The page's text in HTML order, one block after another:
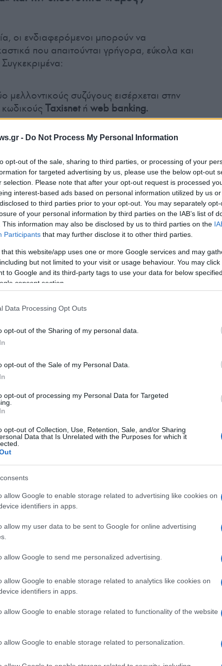
- Do Not Process My Personal Information
opt-out of the sale, sharing to third parties, or processing of your
for targeted advertising by us, please use the below opt-out
selection. Please note that after your opt-out request is processed
interest-based ads based on personal information utilized by us
to third parties prior to your opt-out. You may separately
of your personal information by third parties on the IAB’s list of
This information may also be disclosed by us to third parties on the
Participants that may further disclose it to other third parties.
that this website/app uses one or more Google services and may
but not limited to your visit or usage behaviour. You may
to Google and its third-party tags to use your data for below
consent section.
Data Processing Opt Outs
opt-out of the Sharing of my personal data.
opt-out of the Sale of my Personal Data.
opt-out of processing my Personal Data for Targeted
opt-out of Collection, Use, Retention, Sale, and/or Sharing
Data that Is Unrelated with the Purposes for which it
allow Google to enable storage related to advertising like cookies on
identifiers in apps.
allow my user data to be sent to Google for online advertising
allow Google to send me personalized advertising.
allow Google to enable storage related to analytics like cookies on
identifiers in apps.
allow Google to enable storage related to functionality of the website
allow Google to enable storage related to personalization.
οι ενδιαφερόμενοι μπορούν να
που απαιτούνται γρήγορα, εύκολα και
συζύγους εισέρχεται στην
Taxisnetή web banking.
τα στοιχεία του/της μελλοντικού/ης
της εφημερίδας που δημοσιεύτηκε η
και ένα αποδεικτικό της μόνιμης κατοικίας.
ηλεκτρονικό παράβολο.
ύστερα από 7 ημερολογιακές ημέρες,
χρονικό διάστημα για την υποβολή
αποστέλλεται στη θυρίδα του πολίτη
μέσω e-mail και SMS.
έκδοσης άδειας πολιτικού γάμου
δήμων στο gov.gr.
Διακυβέρνησης έχει ήδη
για το σύνολο των 332 δήμων της
ύστερα από αίτημα κάθε δήμου. Μέχρι
έχουν ενεργοποιήσει. Οι πολίτες μπορούν
που έχουν ενταχθεί στο gov.gr στον
dhmoi.services.gov.gr/dhmoi/ .
μας στοGoogle News